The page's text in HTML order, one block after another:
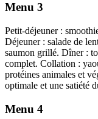
Menu 3
Petit-déjeuner :
Déjeuner : salade de
saumon grillé. Dîner :
complet. Collation :
protéines animales et
optimale et une satiété
Menu 4